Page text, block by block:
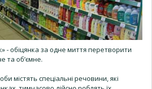
- обіцянка за одне миття перетворити
та об’ємне.
містять спеціальні речовини, які